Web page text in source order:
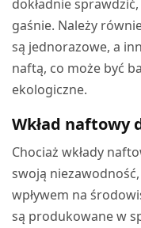
dokładnie
gaśnie. Należy
są jednorazowe, a
naftą, co może być
ekologiczne.
Wkład naftowy
Chociaż wkłady
swoją
wpływem na
są produkowane w